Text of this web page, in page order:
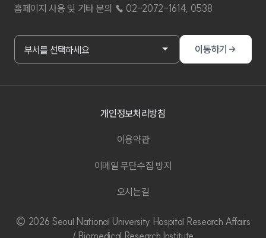
홈페이지 사용 및 기타 문의 ☎ 02-2072-1614, 0538
부서홈페이지 바로가기
부서를 선택하세요 이동하기
개인정보처리방침
이용약관
이메일 무단수집 방지
오시는길
© 2026 Seoul National University Hospital Research Affairs
/ Biomedical Research Institute